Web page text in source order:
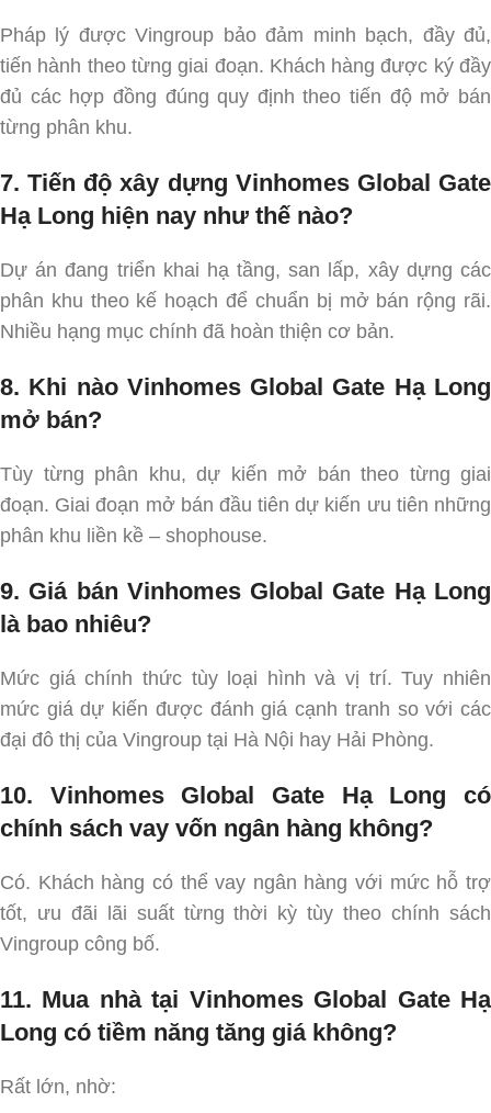
Pháp lý được Vingroup bảo đảm minh bạch, đầy đủ,
tiến hành theo từng giai đoạn. Khách hàng được ký đầy
đủ các hợp đồng đúng quy định theo tiến độ mở bán
từng phân khu.
7. Tiến độ xây dựng Vinhomes Global Gate
Hạ Long hiện nay như thế nào?
Dự án đang triển khai hạ tầng, san lấp, xây dựng các
phân khu theo kế hoạch để chuẩn bị mở bán rộng rãi.
Nhiều hạng mục chính đã hoàn thiện cơ bản.
8. Khi nào Vinhomes Global Gate Hạ Long
mở bán?
Tùy từng phân khu, dự kiến mở bán theo từng giai
đoạn. Giai đoạn mở bán đầu tiên dự kiến ưu tiên những
phân khu liền kề – shophouse.
9. Giá bán Vinhomes Global Gate Hạ Long
là bao nhiêu?
Mức giá chính thức tùy loại hình và vị trí. Tuy nhiên
mức giá dự kiến được đánh giá cạnh tranh so với các
đại đô thị của Vingroup tại Hà Nội hay Hải Phòng.
10. Vinhomes Global Gate Hạ Long có
chính sách vay vốn ngân hàng không?
Có. Khách hàng có thể vay ngân hàng với mức hỗ trợ
tốt, ưu đãi lãi suất từng thời kỳ tùy theo chính sách
Vingroup công bố.
11. Mua nhà tại Vinhomes Global Gate Hạ
Long có tiềm năng tăng giá không?
Rất lớn, nhờ: